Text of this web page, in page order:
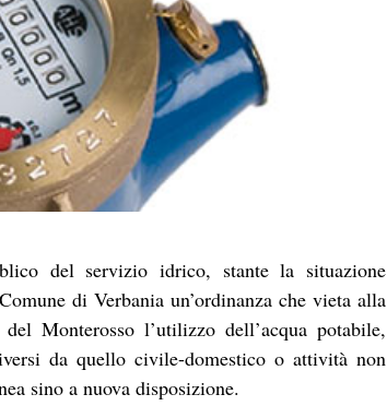
del servizio idrico, stante la situazione
di Verbania un’ordinanza che vieta alla
Monterosso l’utilizzo dell’acqua potabile,
da quello civile-domestico o attività non
sino a nuova disposizione.